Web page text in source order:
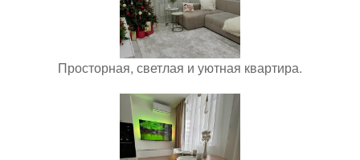
Просторная, светлая и уютная квартира.